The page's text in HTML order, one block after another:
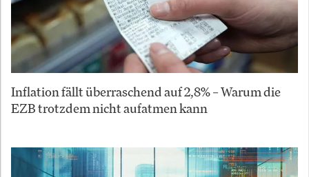
Inflation fällt überraschend auf 2,8% – Warum die
EZB trotzdem nicht aufatmen kann